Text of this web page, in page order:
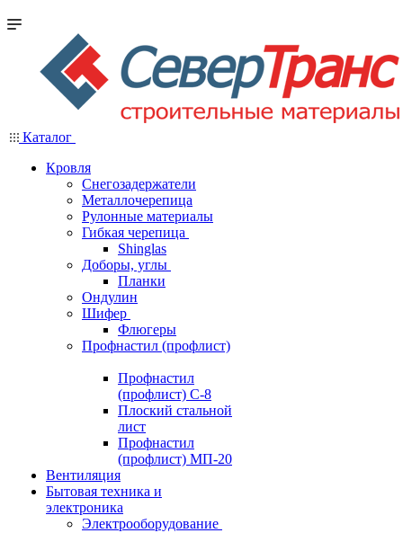
Каталог
Кровля
Снегозадержатели
Металлочерепица
Рулонные материалы
Гибкая черепица
Shinglas
Доборы, углы
Планки
Ондулин
Шифер
Флюгеры
Профнастил (профлист)
Профнастил
(профлист) С-8
Плоский стальной
лист
Профнастил
(профлист) МП-20
Вентиляция
Бытовая техника и
электроника
Электрооборудование